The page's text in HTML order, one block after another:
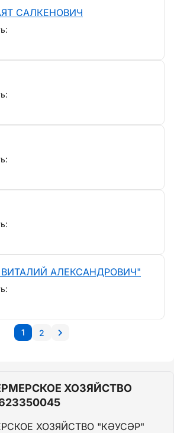
САЛКЕНОВИЧ
АЛЕКСАНДРОВИЧ"
1 2
ХОЗЯЙСТВО
ХОЗЯЙСТВО "КӘУСӘР"